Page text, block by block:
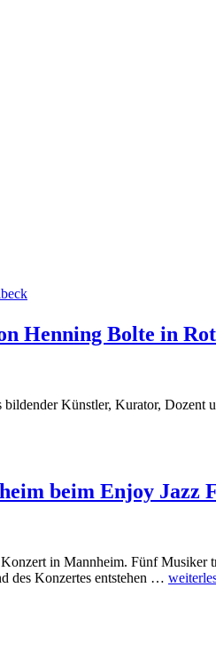
Henning Bolte in
Künstler, Kurator,
beim Enjoy Jazz
in Mannheim. Fünf
des Konzertes entstehen …